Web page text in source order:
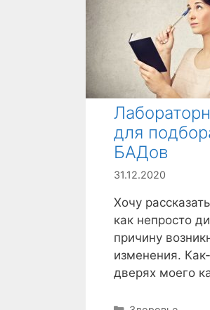
для
БАДов
31.12.2020
Хочу
как непросто
причину
изменения.
дверях моего